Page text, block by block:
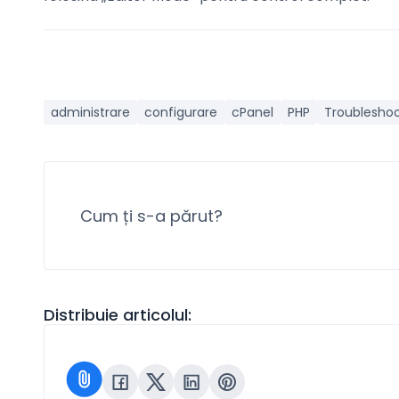
administrare configurare cPanel PHP
Cum ți s-a părut?
Distribuie articolul: